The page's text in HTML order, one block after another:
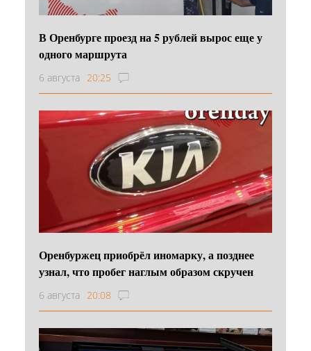
В Оренбурге проезд на 5 рублей вырос еще у
одного маршрута
6 августа 20:25
Оренбуржец приобрёл иномарку, а позднее
узнал, что пробег наглым образом скручен
6 августа 20:08